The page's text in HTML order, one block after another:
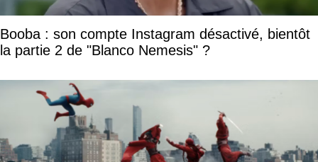
Booba : son compte Instagram désactivé, bientôt
la partie 2 de "Blanco Nemesis" ?